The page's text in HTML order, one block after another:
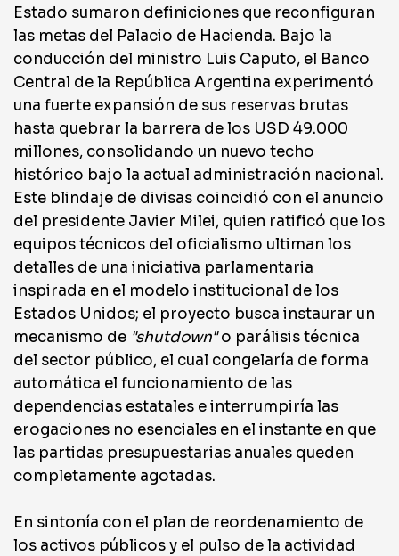
Estado sumaron definiciones que reconfiguran
las metas del Palacio de Hacienda. Bajo la
conducción del ministro Luis Caputo, el Banco
Central de la República Argentina experimentó
una fuerte expansión de sus reservas brutas
hasta quebrar la barrera de los USD 49.000
millones, consolidando un nuevo techo
histórico bajo la actual administración nacional.
Este blindaje de divisas coincidió con el anuncio
del presidente Javier Milei, quien ratificó que los
equipos técnicos del oficialismo ultiman los
detalles de una iniciativa parlamentaria
inspirada en el modelo institucional de los
Estados Unidos; el proyecto busca instaurar un
mecanismo de "shutdown"o parálisis técnica
del sector público, el cual congelaría de forma
automática el funcionamiento de las
dependencias estatales e interrumpiría las
erogaciones no esenciales en el instante en que
las partidas presupuestarias anuales queden
completamente agotadas.
En sintonía con el plan de reordenamiento de
los activos públicos y el pulso de la actividad